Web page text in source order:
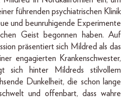
führenden psychiatrischen Klinik
und beunruhigende Experimente
Geist begonnen haben. Auf
präsentiert sich Mildred als das
engagierten Krankenschwester,
sich hinter Mildreds stilvollem
Dunkelheit, die schon lange
und offenbart, dass wahre